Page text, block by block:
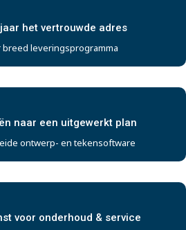
het vertrouwde adres
leveringsprogramma
naar een uitgewerkt plan
ontwerp- en tekensoftware
voor onderhoud & service